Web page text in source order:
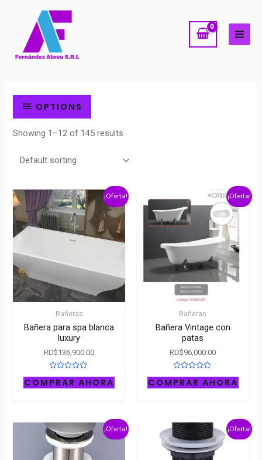
contenido
OPTIONS
Showing 1–12 of 145 results
¡Oferta!
Bañeras
Bañera para spa blanca
luxury
RD$136,900.00
Rated
0
out
COMPRAR AHORA
¡Oferta!
Bañeras
Bañera Vintage con
patas
RD$96,000.00
Rated
0
out
COMPRAR AHORA
¡Oferta! ¡Oferta!